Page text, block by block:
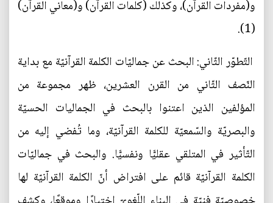
و(مفردات القرآن)، وكذلك (كلمات القرآن) و(معاني القرآن)
(1).
التّطوّر الثّاني: البحث عن جماليّات الكلمة القرآنيّة مع بداية
النّصف الثّاني من القرن العشرين، ظهر مجموعة من
المؤلفين الذين اعتنوا بالبحث في الجماليات الحسيّة
والبصريّة والسّمعيّة للكلمة القرآنيّة، وما تُفضي إليه من
التّأثير في المتلقي عقليًّا ونفسيًّا. والبحث في جماليّات
الكلمة القرآنيّة قائم على افتراض أنّ الكلمة القرآنيّة لها